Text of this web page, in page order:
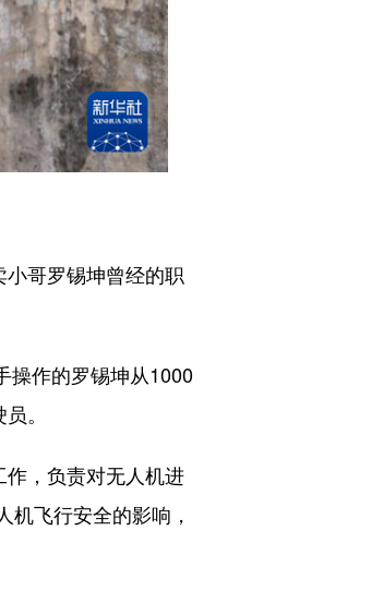
哥罗锡坤曾经的职
作的罗锡坤从1000
。
，负责对无人机进
飞行安全的影响，